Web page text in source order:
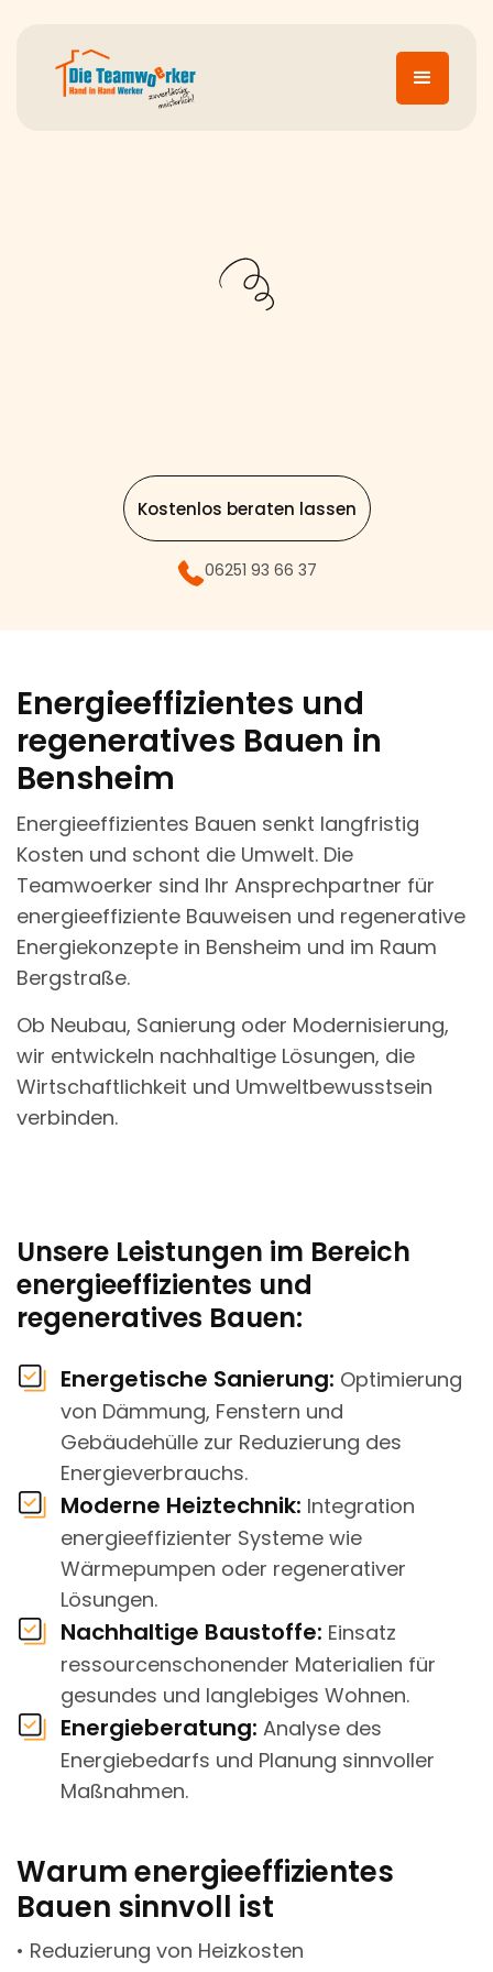
Kostenlos beraten lassen
06251 93 66 37
Energieeffizientes und
regeneratives Bauen in
Bensheim
Energieeffizientes Bauen senkt langfristig
Kosten und schont die Umwelt. Die
Teamwoerker sind Ihr Ansprechpartner für
energieeffiziente Bauweisen und regenerative
Energiekonzepte in Bensheim und im Raum
Bergstraße.
Ob Neubau, Sanierung oder Modernisierung,
wir entwickeln nachhaltige Lösungen, die
Wirtschaftlichkeit und Umweltbewusstsein
verbinden.
Unsere Leistungen im Bereich
energieeffizientes und
regeneratives Bauen:
Energetische Sanierung: Optimierung
von Dämmung, Fenstern und
Gebäudehülle zur Reduzierung des
Energieverbrauchs.
Moderne Heiztechnik: Integration
energieeffizienter Systeme wie
Wärmepumpen oder regenerativer
Lösungen.
Nachhaltige Baustoffe: Einsatz
ressourcenschonender Materialien für
gesundes und langlebiges Wohnen.
Energieberatung: Analyse des
Energiebedarfs und Planung sinnvoller
Maßnahmen.
Warum energieeffizientes
Bauen sinnvoll ist
• Reduzierung von Heizkosten